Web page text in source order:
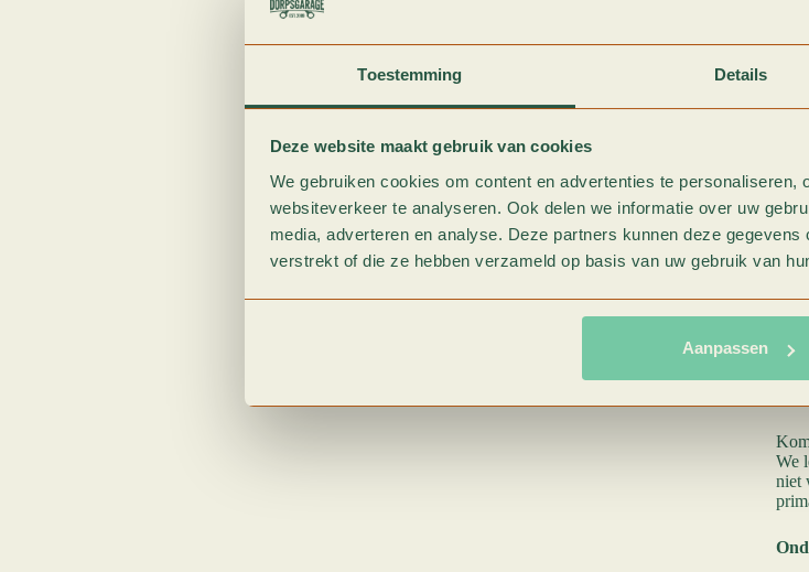
Toestemming Details
Deze website maakt gebruik van cookies
We gebruiken cookies om content en advertenties te
websiteverkeer te analyseren. Ook delen we informatie over uw
media, adverteren en analyse. Deze partners kunnen deze
verstrekt of die ze hebben verzameld op basis van uw gebruik van
Aanpassen
de
We
niet